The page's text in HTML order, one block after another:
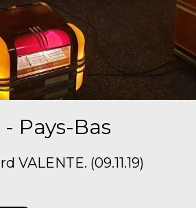
Pays-Bas
VALENTE. (09.11.19)